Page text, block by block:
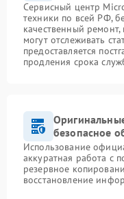
Сервисный центр
техники по всей РФ,
качественный
могут отслеживать
предоставляется
продления срока
безопасное
Использование
аккуратная работа с
резервное
восстановление